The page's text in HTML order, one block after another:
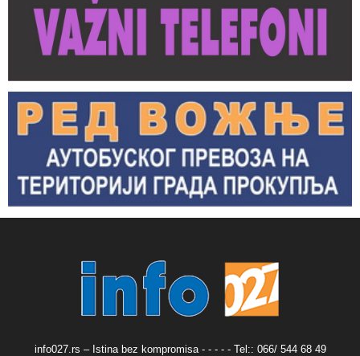
info027.rs – Istina bez kompromisa - - - - - Tel:: 066/ 544 68 49